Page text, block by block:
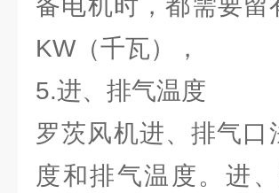
备电机时，都需要
KW（千瓦），
5.进、排气温度
罗茨风机进、排气
度和排气温度。进